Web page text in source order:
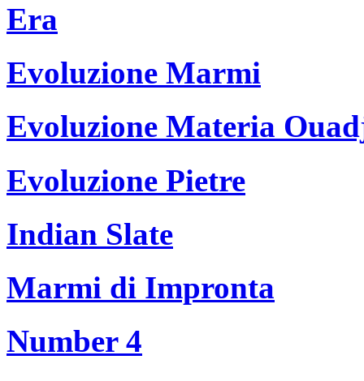
Era
Evoluzione Marmi
Evoluzione Materia
Evoluzione Pietre
Indian Slate
Marmi di Impronta
Number 4